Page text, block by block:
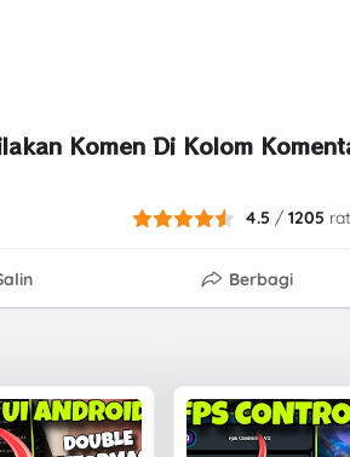
Komen Di Kolom
4.5 /1205
Berbagi